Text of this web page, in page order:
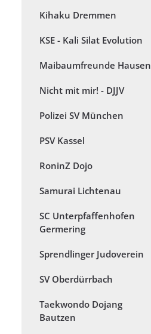
Kihaku Dremmen
KSE - Kali Silat Evolution
Maibaumfreunde Hausen
Nicht mit mir! - DJJV
Polizei SV München
PSV Kassel
RoninZ Dojo
Samurai Lichtenau
SC Unterpfaffenhofen
Germering
Sprendlinger Judoverein
SV Oberdürrbach
Taekwondo Dojang
Bautzen